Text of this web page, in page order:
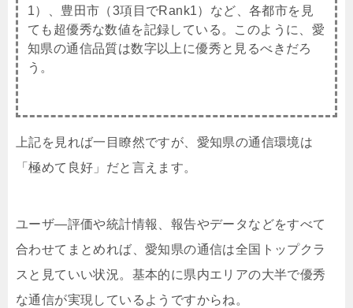
1）、豊田市（3項目でRank1）など、各都市を見
ても超優秀な数値を記録している。このように、愛
知県の通信品質は数字以上に優秀と見るべきだろ
う。
上記を見れば一目瞭然ですが、愛知県の通信環境は
「極めて良好」だと言えます。
ユーザ―評価や統計情報、報告やデータなどをすべて
合わせてまとめれば、愛知県の通信は全国トップクラ
スと見ていい状況。基本的に県内エリアの大半で優秀
な通信が実現しているようですからね。